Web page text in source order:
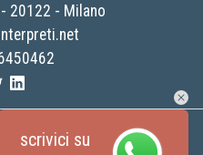
20122 - Milano
Tutti i diritti riservati | C.F. e P.I.
scrivici su